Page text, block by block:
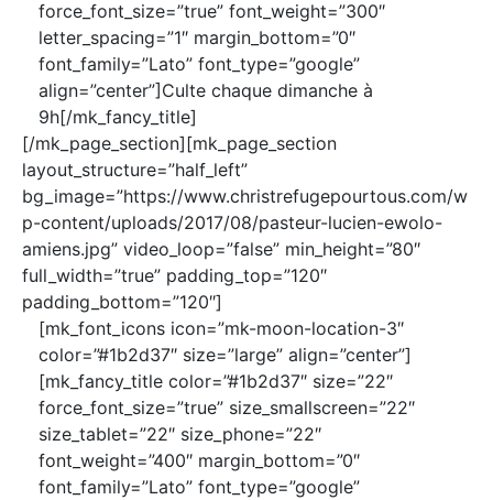
force_font_size=”true” font_weight=”300″
letter_spacing=”1″ margin_bottom=”0″
font_family=”Lato” font_type=”google”
align=”center”]Culte chaque dimanche à
9h[/mk_fancy_title]
[/mk_page_section][mk_page_section
layout_structure=”half_left”
bg_image=”https://www.christrefugepourtous.com/w
p-content/uploads/2017/08/pasteur-lucien-ewolo-
amiens.jpg” video_loop=”false” min_height=”80″
full_width=”true” padding_top=”120″
padding_bottom=”120″]
[mk_font_icons icon=”mk-moon-location-3″
color=”#1b2d37″ size=”large” align=”center”]
[mk_fancy_title color=”#1b2d37″ size=”22″
force_font_size=”true” size_smallscreen=”22″
size_tablet=”22″ size_phone=”22″
font_weight=”400″ margin_bottom=”0″
font_family=”Lato” font_type=”google”